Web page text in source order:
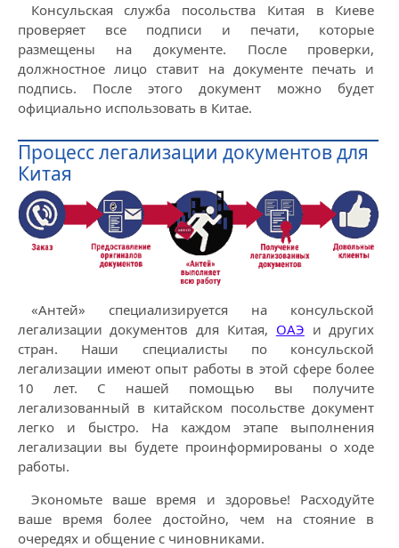
Консульская служба посольства Китая в Киеве
проверяет все подписи и печати, которые
размещены на документе. После проверки,
должностное лицо ставит на документе печать и
подпись. После этого документ можно будет
официально использовать в Китае.
Процесс легализации документов для
Китая
«Антей» специализируется на консульской
легализации документов для Китая, ОАЭ и других
стран. Наши специалисты по консульской
легализации имеют опыт работы в этой сфере более
10 лет. С нашей помощью вы получите
легализованный в китайском посольстве документ
легко и быстро. На каждом этапе выполнения
легализации вы будете проинформированы о ходе
работы.
Экономьте ваше время и здоровье! Расходуйте
ваше время более достойно, чем на стояние в
очередях и общение с чиновниками.